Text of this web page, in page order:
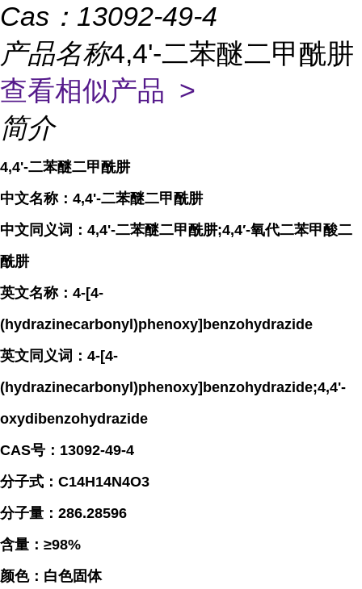
Cas： 13092-49-4
产品名称4,4'-二苯醚二甲酰肼
查看相似产品 >
简介
4,4'-二苯醚二甲酰肼
中文名称：4,4'-二苯醚二甲酰肼
中文同义词：4,4'-二苯醚二甲酰肼;4,4′-氧代二苯甲酸二
酰肼
英文名称：4-[4-
(hydrazinecarbonyl)phenoxy]benzohydrazide
英文同义词：4-[4-
(hydrazinecarbonyl)phenoxy]benzohydrazide;4,4'-
oxydibenzohydrazide
CAS号：13092-49-4
分子式：C14H14N4O3
分子量：286.28596
含量：≥98%
颜色：白色固体